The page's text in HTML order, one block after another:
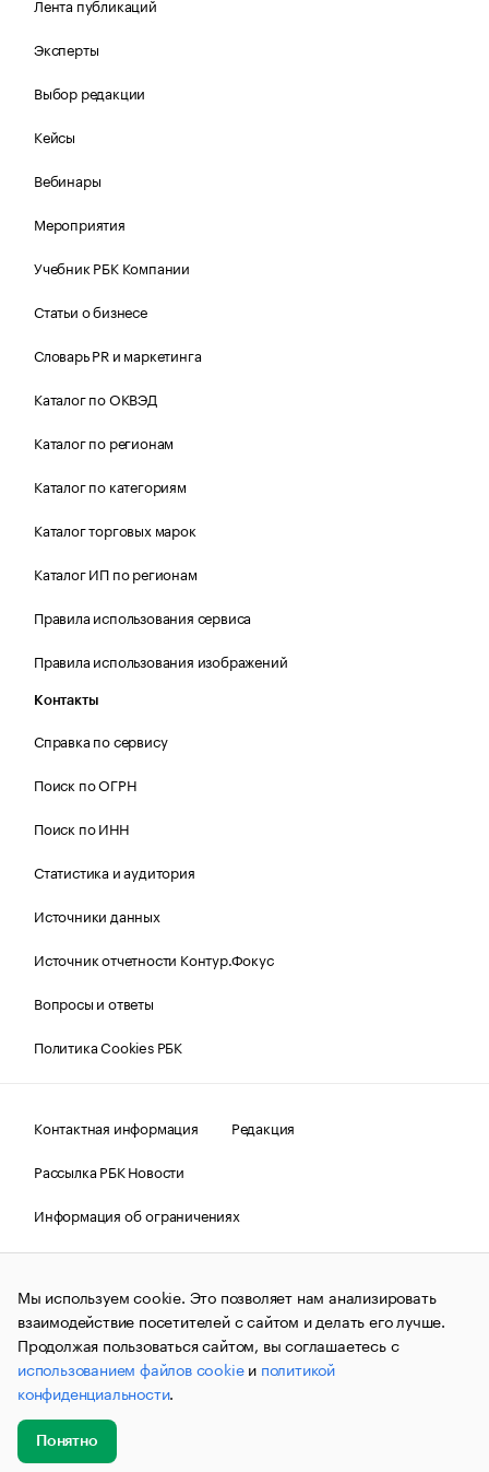
Лента публикаций
Эксперты
Выбор редакции
Кейсы
Вебинары
Мероприятия
Учебник РБК Компании
Статьи о бизнесе
Словарь PR и маркетинга
Каталог по ОКВЭД
Каталог по регионам
Каталог по категориям
Каталог торговых марок
Каталог ИП по регионам
Правила использования сервиса
Правила использования изображений
Контакты
Справка по сервису
Поиск по ОГРН
Поиск по ИНН
Статистика и аудитория
Источники данных
Источник отчетности Контур.Фокус
Вопросы и ответы
Политика Cookies РБК
Контактная информация
Редакция
Рассылка РБК Новости
Информация об ограничениях
Правовая информация
О соблюдении авторских прав
© АО «РОСБИЗНЕСКОНСАЛТИНГ»,1995–2026.Сообщения
и материалы информационного агентства «РБК»
(зарегистрировано Федеральной службой по надзору в сфере
связи, информационных технологий и массовых
коммуникаций (Роскомнадзор) 09.12.2015 за номером ИА
№ФС77-63848) сопровождаются пометкой «РБК». Отдельные
публикации могут содержать информацию,
не предназначенную для пользователей
до 18 лет.
Мы используем cookie. Это позволяет нам анализировать
взаимодействие посетителей с сайтом и делать его лучше.
Продолжая пользоваться сайтом, вы соглашаетесь с
использованием файлов cookieи политикой
конфиденциальности.
Понятно